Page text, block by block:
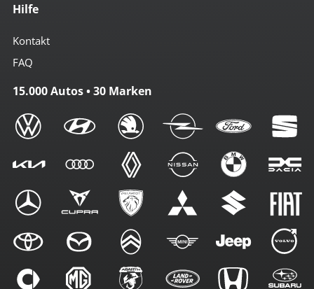
Hilfe
Kontakt
FAQ
15.000 Autos • 30 Marken